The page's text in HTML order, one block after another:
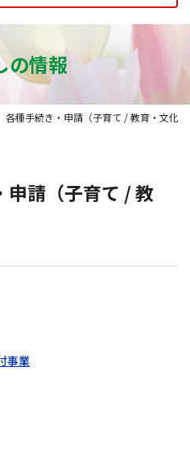
の情報
各種手続き・申請（子育て / 教育・文化）
申請（子育て / 教
事業